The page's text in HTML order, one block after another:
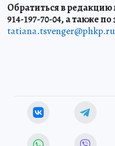
Обратиться в
914-197-70-04, а также
tatiana.tsvenger@phkp.ru